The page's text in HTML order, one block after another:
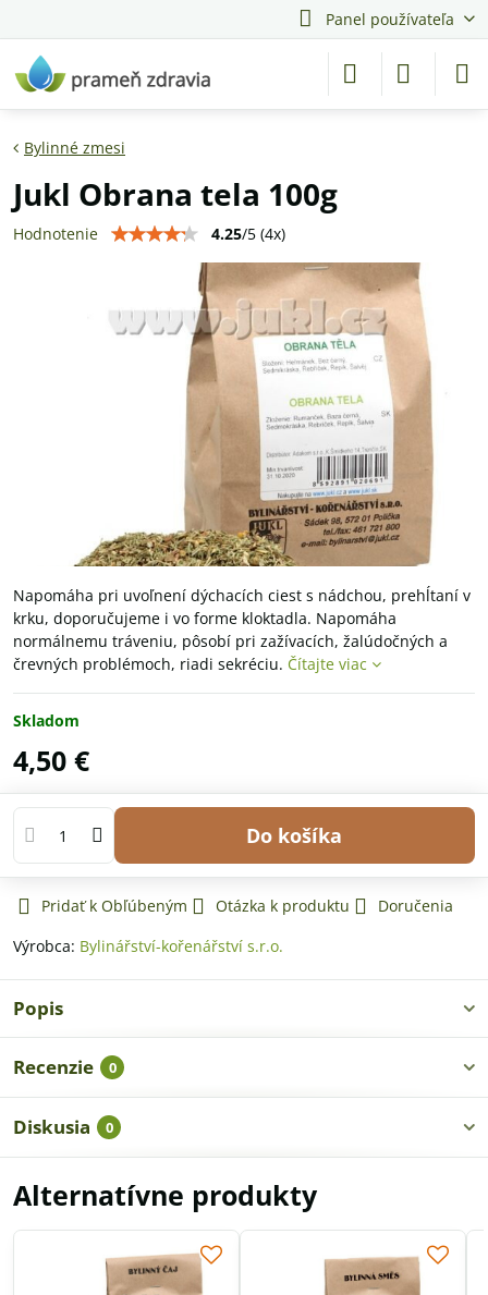
Panel používateľa
Bylinné zmesi
Jukl Obrana tela 100g
Hodnotenie 4.25/5 (4x)
Napomáha pri uvoľnení dýchacích ciest s nádchou, prehĺtaní v
krku, doporučujeme i vo forme kloktadla. Napomáha
normálnemu tráveniu, pôsobí pri zažívacích, žalúdočných a
črevných problémoch, riadi sekréciu. Čítajte viac
Skladom
4,50 €
Do košíka
Pridať k Obľúbeným Otázka k produktu
Doručenia
Výrobca: Bylinářství-kořenářství s.r.o.
Popis
Recenzie 0
Diskusia 0
Alternatívne produkty